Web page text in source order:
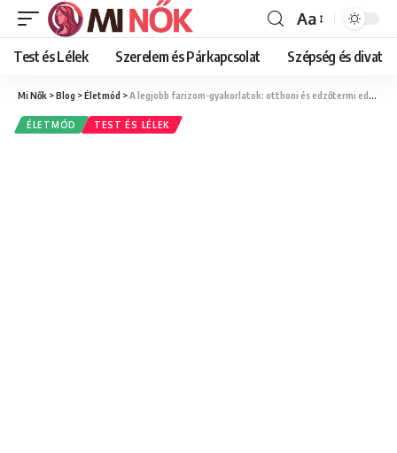
Font
Resizer
Aa
Test és Lélek Szerelem és Párkapcsolat Szépség és divat
Mi Nők >Blog >Életmód >A legjobb farizom-gyakorlatok: otthoni és edzőtermi edzésterv feszes, kerek popsiért
ÉLETMÓD TEST ÉS LÉLEK